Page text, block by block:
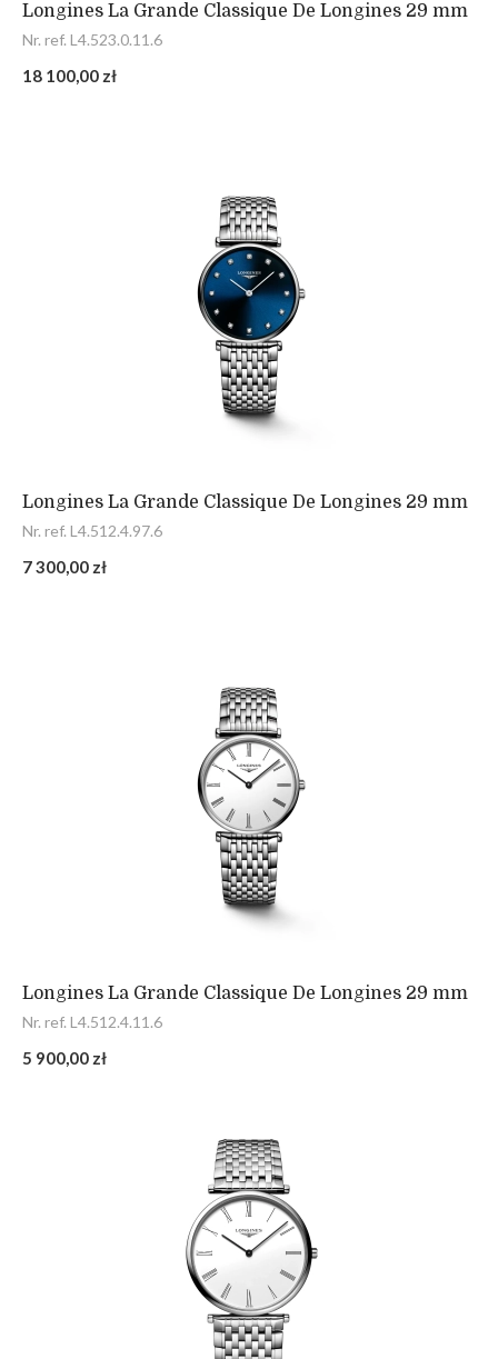
Longines La Grande Classique De Longines 29 mm
Nr. ref. L4.523.0.11.6
18 100,00 zł
Longines La Grande Classique De Longines 29 mm
Nr. ref. L4.512.4.97.6
7 300,00 zł
Longines La Grande Classique De Longines 29 mm
Nr. ref. L4.512.4.11.6
5 900,00 zł